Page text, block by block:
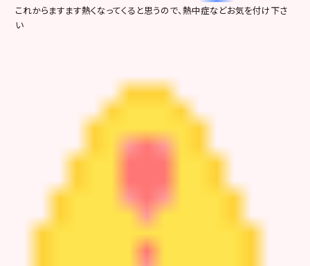
これからますます熱くなってくると思うので、熱中症などお気を付け下さ
い